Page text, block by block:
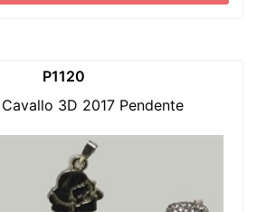
P1120
3D 2017 Pendente